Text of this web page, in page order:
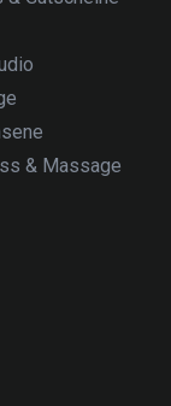
& Massage